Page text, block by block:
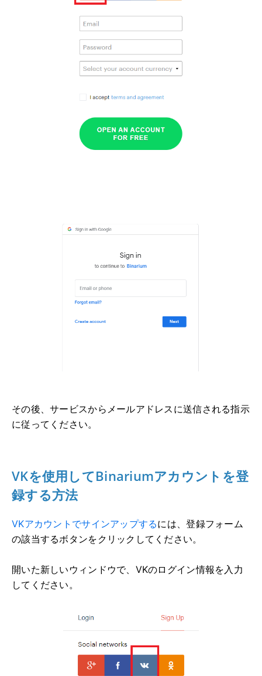
その後、サービスからメールアドレスに送信される指示
に従ってください。
VKを使用してBinariumアカウントを登
録する方法
VKアカウントでサインアップするには、登録フォーム
の該当するボタンをクリックしてください。
開いた新しいウィンドウで、VKのログイン情報を入力
してください。